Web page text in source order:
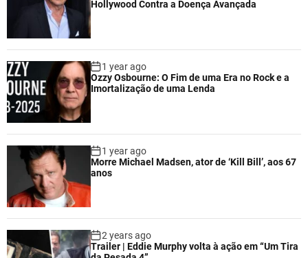
Hollywood Contra a Doença Avançada
1 year ago
Ozzy Osbourne: O Fim de uma Era no Rock e a
Imortalização de uma Lenda
1 year ago
Morre Michael Madsen, ator de ‘Kill Bill’, aos 67
anos
2 years ago
Trailer | Eddie Murphy volta à ação em “Um Tira